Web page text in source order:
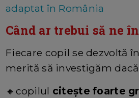
adaptat în România
Când ar trebui să ne
Fiecare copil se dezvoltă
merită să investigăm
🔸 copilul citește foarte